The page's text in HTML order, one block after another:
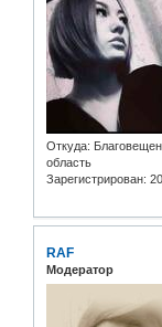
Откуда:
область
Зарегистрирован:
RAF
Модератор